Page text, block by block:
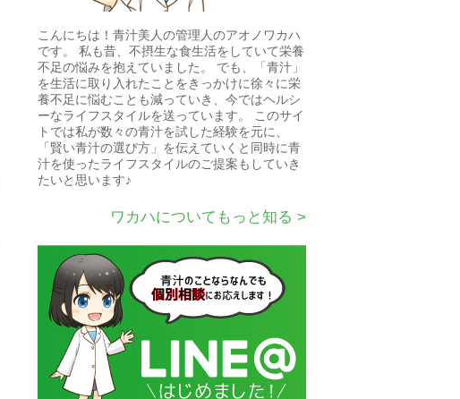
こんにちは！青汁美人の管理人のアオノワカハ
です。 私も昔、不摂生な食生活をしていて栄養
不足の悩みを抱えていました。 でも、「青汁」
を生活に取り入れたことをきっかけに徐々に栄
養不足に悩むことも減っていき、今ではヘルシ
ーなライフスタイルを送っています。 このサイ
トでは私が数々の青汁を試した経験を元に、
「賢い青汁の選び方」を伝えていくと同時に青
汁を使ったライフスタイルのご提案もしていき
たいと思います♪
ワカハについてもっと知る >